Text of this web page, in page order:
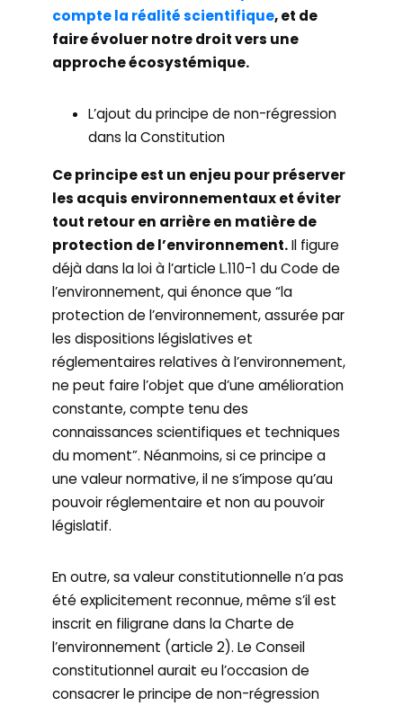
compte la réalité scientifique, et de
faire évoluer notre droit vers une
approche écosystémique.
L’ajout du principe de non-régression
dans la Constitution
Ce principe est un enjeu pour préserver
les acquis environnementaux et éviter
tout retour en arrière en matière de
protection de l’environnement.Il figure
déjà dans la loi à l’article L.110-1 du Code de
l’environnement, qui énonce que “la
protection de l’environnement, assurée par
les dispositions législatives et
réglementaires relatives à l’environnement,
ne peut faire l’objet que d’une amélioration
constante, compte tenu des
connaissances scientifiques et techniques
du moment”. Néanmoins, si ce principe a
une valeur normative, il ne s’impose qu’au
pouvoir réglementaire et non au pouvoir
législatif.
En outre, sa valeur constitutionnelle n’a pas
été explicitement reconnue, même s’il est
inscrit en filigrane dans la Charte de
l’environnement (article 2). Le Conseil
constitutionnel aurait eu l’occasion de
consacrer le principe de non-régression